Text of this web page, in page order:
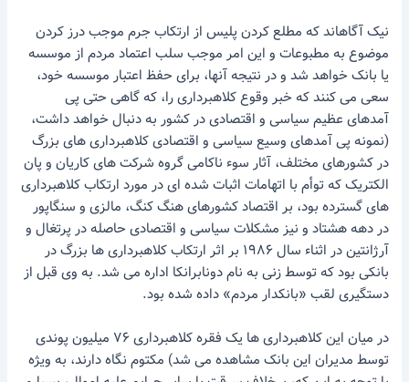
نیک آگاهاند که مطلع کردن پلیس از ارتکاب جرم موجب درز کردن
موضوع به مطبوعات و این امر موجب سلب اعتماد مردم از موسسه
یا بانک خواهد شد و در نتیجه آنها، برای حفظ اعتبار موسسه خود،
سعی می کنند که خبر وقوع کلاهبرداری را، که گاهی حتی پی
آمدهای عظیم سیاسی و اقتصادی در کشور به دنبال خواهد داشت،
(نمونه پی آمدهای وسیع سیاسی و اقتصادی کلاهبرداری های بزرگ
در کشورهای مختلف، آثار سوء ناکامی گروه شرکت های کاریان و پان
الکتریک که توأم با اتهامات اثبات شده ای در مورد ارتکاب کلاهبرداری
های گسترده بود، بر اقتصاد کشورهای هنگ کنگ، مالزی و سنگاپور
در دهه هشتاد و نیز مشکلات سیاسی و اقتصادی حاصله در پرتغال و
آرژانتین در اثناء سال ۱۹۸۶ بر اثر ارتکاب کلاهبرداری ها بزرگ در
بانکی بود که توسط زنی به نام دونابرانکا اداره می شد. به وی قبل از
دستگیری لقب «بانکدار مردم» داده شده بود.
در میان این کلاهبرداری ها یک فقره کلاهبرداری ۷۶ میلیون پوندی
توسط مدیران این بانک مشاهده می شد) مکتوم نگاه دارند، به ویژه